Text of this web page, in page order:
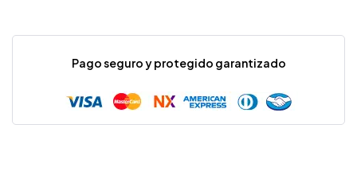
Pago seguro y protegido garantizado